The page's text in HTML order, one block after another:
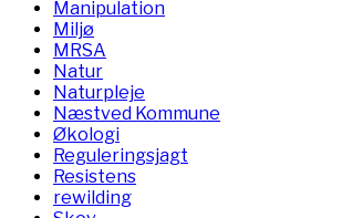
Manipulation
Miljø
MRSA
Natur
Naturpleje
Næstved Kommune
Økologi
Reguleringsjagt
Resistens
rewilding